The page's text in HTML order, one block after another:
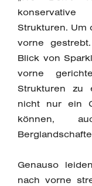
Strukturen. Um
vorne
Blick von
vorne
Strukturen zu
nicht nur ein
können,
Genauso
nach vorne